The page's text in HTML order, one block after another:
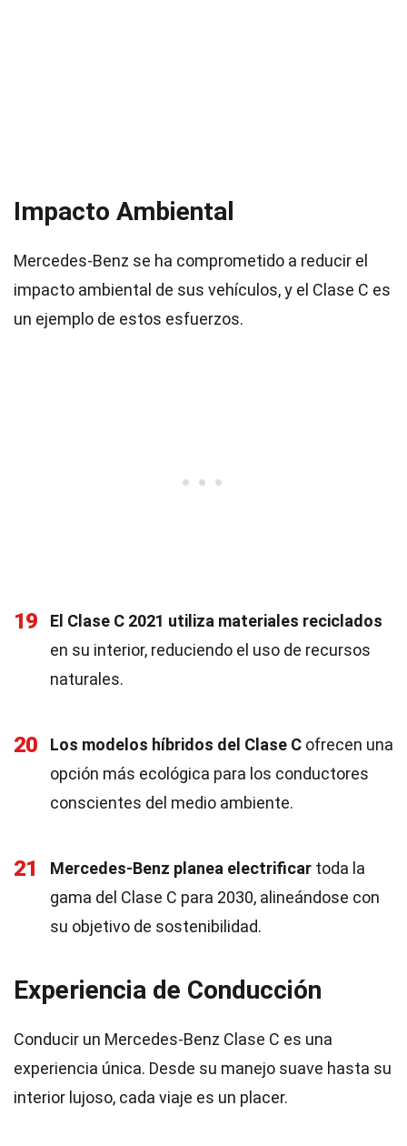
Impacto Ambiental
Mercedes-Benz se ha comprometido a reducir el
impacto ambiental de sus vehículos, y el Clase C es
un ejemplo de estos esfuerzos.
19
El Clase C 2021 utiliza materiales reciclados
en su interior, reduciendo el uso de recursos
naturales.
20 Los modelos híbridos del Clase C ofrecen una
opción más ecológica para los conductores
conscientes del medio ambiente.
21 Mercedes-Benz planea electrificar toda la
gama del Clase C para 2030, alineándose con
su objetivo de sostenibilidad.
Experiencia de Conducción
Conducir un Mercedes-Benz Clase C es una
experiencia única. Desde su manejo suave hasta su
interior lujoso, cada viaje es un placer.